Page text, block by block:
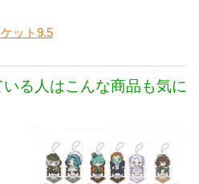
ット9.5
る人はこんな商品も気に